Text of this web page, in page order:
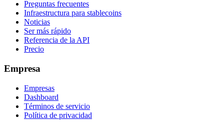
Preguntas frecuentes
Infraestructura para stablecoins
Noticias
Ser más rápido
Referencia de la API
Precio
Empresa
Empresas
Dashboard
Términos de servicio
Política de privacidad